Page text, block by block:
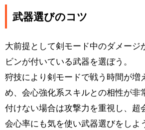
武器選びのコツ
大前提として剣モード中のダメージ
ビンが付いている武器を選ぼう。
狩技により剣モードで戦う時間が増
め、会心強化系スキルとの相性が非
付けない場合は攻撃力を重視し、超
会心率にも気を使い武器選びをしよ